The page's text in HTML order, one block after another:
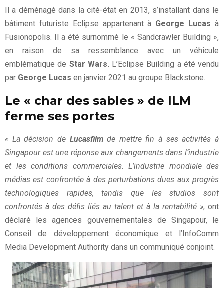
Il a déménagé dans la cité-état en 2013, s’installant dans le
bâtiment futuriste Eclipse appartenant à George Lucas à
Fusionopolis. Il a été surnommé le « Sandcrawler Building »,
en raison de sa ressemblance avec un véhicule
emblématique de Star Wars. L’Eclipse Building a été vendu
par George Lucas en janvier 2021 au groupe Blackstone.
Le « char des sables » de ILM
ferme ses portes
« La décision de Lucasfilmde mettre fin à ses activités à
Singapour est une réponse aux changements dans l’industrie
et les conditions commerciales. L’industrie mondiale des
médias est confrontée à des perturbations dues aux progrès
technologiques rapides, tandis que les studios sont
confrontés à des défis liés au talent et à la rentabilité », ont
déclaré les agences gouvernementales de Singapour, le
Conseil de développement économique et l’InfoComm
Media Development Authority dans un communiqué conjoint.